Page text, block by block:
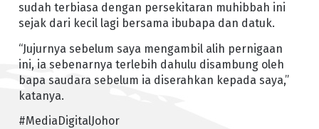
sudah terbiasa dengan persekitaran muhibbah ini
sejak dari kecil lagi bersama ibubapa dan datuk.
“Jujurnya sebelum saya mengambil alih pernigaan
ini, ia sebenarnya terlebih dahulu disambung oleh
bapa saudara sebelum ia diserahkan kepada saya,”
katanya.
#MediaDigitalJohor